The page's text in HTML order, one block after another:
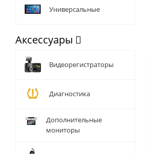
Универсальные
Аксессуары
Видеорегистраторы
Диагностика
Дополнительные
мониторы